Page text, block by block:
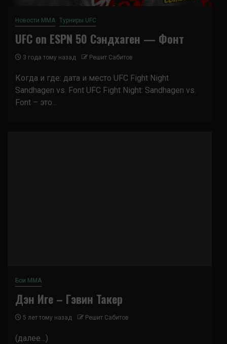
Новости ММА Турниры UFC
UFC on ESPN 50 Сэндхаген — Фонт
3 года тому назад Решит Сабитов
Когда и где: дата и место UFC Fight Night
Sandhagen vs. Font UFC Fight Night: Sandhagen vs.
Font – это...
Бои ММА
Дэн Иге – Гэвин Такер
5 лет тому назад Решит Сабитов
(далее…)